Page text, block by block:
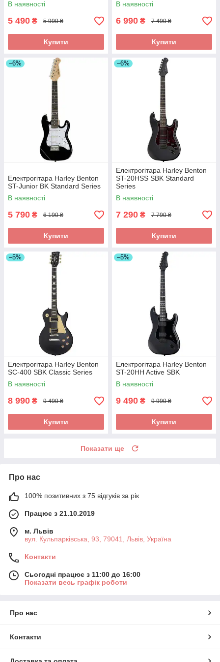
В наявності
5 490 ₴ 5 990 ₴
Купити
В наявності
6 990 ₴ 7 490 ₴
Купити
–6%
Електрогітара Harley Benton
ST-Junior BK Standard Series
В наявності
5 790 ₴ 6 190 ₴
Купити
–6%
Електрогітара Harley Benton
ST-20HSS SBK Standard
Series
В наявності
7 290 ₴ 7 790 ₴
Купити
–5%
Електрогітара Harley Benton
SC-400 SBK Classic Series
В наявності
8 990 ₴ 9 490 ₴
Купити
–5%
Електрогітара Harley Benton
ST-20HH Active SBK
В наявності
9 490 ₴ 9 990 ₴
Купити
Показати ще
Про нас
100% позитивних з 75 відгуків за рік
Працює з 21.10.2019
м. Львів
вул. Кульпарківська, 93, 79041, Львів, Україна
Контакти
Сьогодні працює з 11:00 до 16:00
Показати весь графік роботи
Про нас
Контакти